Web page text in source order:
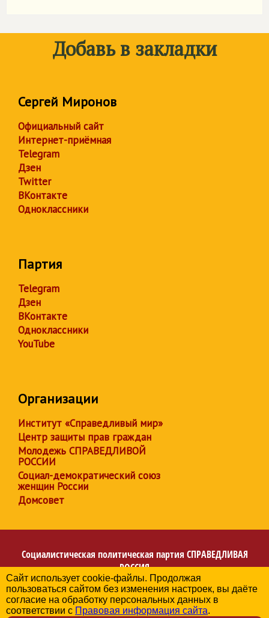
Добавь в закладки
Сергей Миронов
Официальный сайт
Интернет-приёмная
Telegram
Дзен
Twitter
ВКонтакте
Одноклассники
Партия
Telegram
Дзен
ВКонтакте
Одноклассники
YouTube
Организации
Институт «Справедливый мир»
Центр защиты прав граждан
Молодежь СПРАВЕДЛИВОЙ
РОССИИ
Социал-демократический союз
женщин России
Домсовет
Социалистическая политическая партия СПРАВЕДЛИВАЯ
РОССИЯ
Региональное отделение партии в Республике
Башкортостан
© 2006-2026
Сайт использует cookie-файлы. Продолжая
пользоваться сайтом без изменения настроек, вы даёте
согласие на обработку персональных данных в
соответствии с Правовая информация сайта.